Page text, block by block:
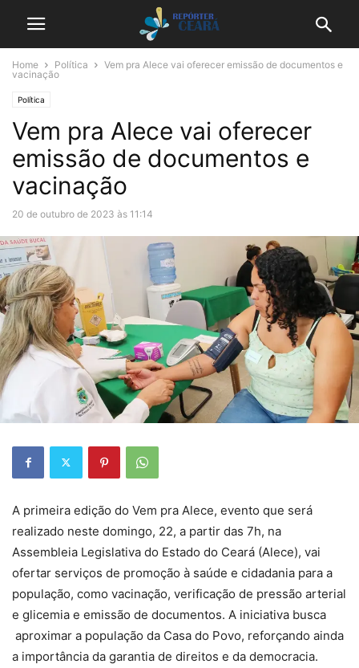
Home Política
Vem pra Alece vai oferecer emissão de documentos e
vacinação
Política
Vem pra Alece vai oferecer
emissão de documentos e
vacinação
20 de outubro de 2023 às 11:14
A primeira edição do Vem pra Alece, evento que será
realizado neste domingo, 22, a partir das 7h, na
Assembleia Legislativa do Estado do Ceará (Alece), vai
ofertar serviços de promoção à saúde e cidadania para a
população, como vacinação, verificação de pressão arterial
e glicemia e emissão de documentos. A iniciativa busca
aproximar a população da Casa do Povo, reforçando ainda
a importância da garantia de direitos e da democracia.